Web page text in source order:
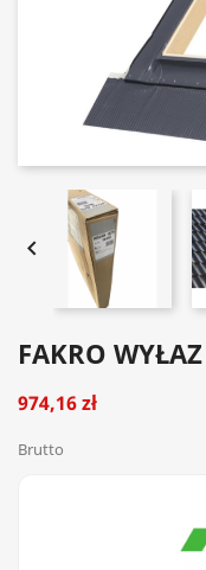

FAKRO
974,16 zł
Brutto